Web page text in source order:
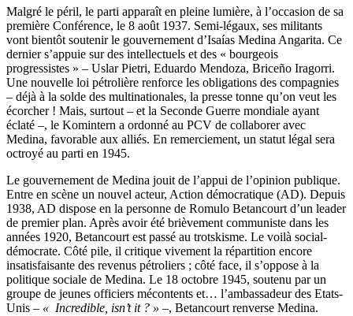
Malgré le péril, le parti apparaît en pleine lumière, à l’occasion de sa
première Conférence, le 8 août 1937. Semi-légaux, ses militants
vont bientôt soutenir le gouvernement d’Isaías Medina Angarita. Ce
dernier s’appuie sur des intellectuels et des « bourgeois
progressistes » – Uslar Pietri, Eduardo Mendoza, Briceño Iragorri.
Une nouvelle loi pétrolière renforce les obligations des compagnies
– déjà à la solde des multinationales, la presse tonne qu’on veut les
écorcher ! Mais, surtout – et la Seconde Guerre mondiale ayant
éclaté –, le Komintern a ordonné au PCV de collaborer avec
Medina, favorable aux alliés. En remerciement, un statut légal sera
octroyé au parti en 1945.
Le gouvernement de Medina jouit de l’appui de l’opinion publique.
Entre en scène un nouvel acteur, Action démocratique (AD). Depuis
1938, AD dispose en la personne de Romulo Betancourt d’un leader
de premier plan. Après avoir été brièvement communiste dans les
années 1920, Betancourt est passé au trotskisme. Le voilà social-
démocrate. Côté pile, il critique vivement la répartition encore
insatisfaisante des revenus pétroliers ; côté face, il s’oppose à la
politique sociale de Medina. Le 18 octobre 1945, soutenu par un
groupe de jeunes officiers mécontents et… l’ambassadeur des Etats-
Unis – « Incredible, isn’t it ? » –, Betancourt renverse Medina.